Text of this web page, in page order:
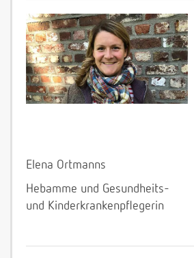
Elena Ortmanns
Hebamme und Gesundheits-
und Kinderkrankenpflegerin